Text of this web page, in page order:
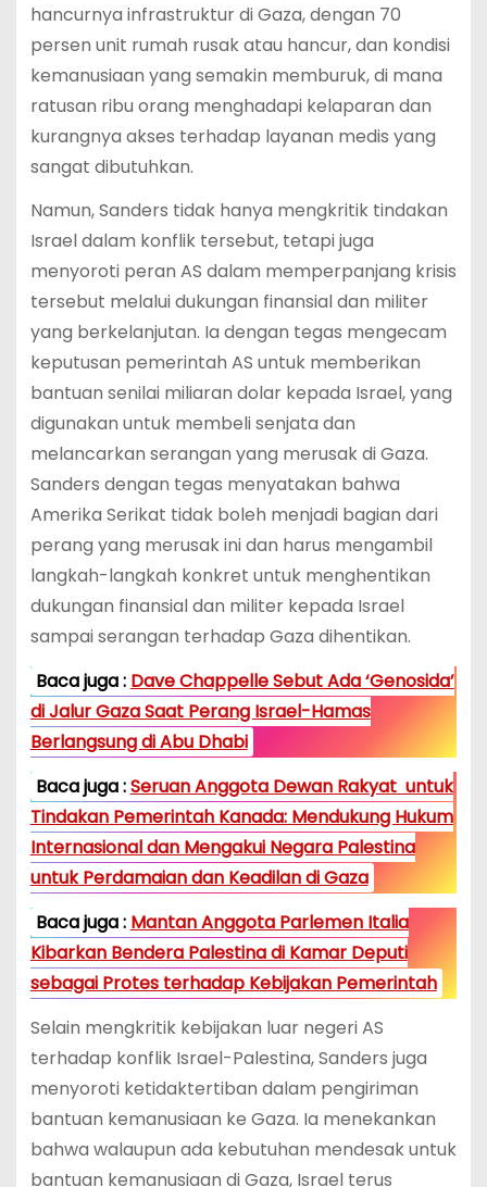
hancurnya infrastruktur di Gaza, dengan 70
persen unit rumah rusak atau hancur, dan kondisi
kemanusiaan yang semakin memburuk, di mana
ratusan ribu orang menghadapi kelaparan dan
kurangnya akses terhadap layanan medis yang
sangat dibutuhkan.
Namun, Sanders tidak hanya mengkritik tindakan
Israel dalam konflik tersebut, tetapi juga
menyoroti peran AS dalam memperpanjang krisis
tersebut melalui dukungan finansial dan militer
yang berkelanjutan. Ia dengan tegas mengecam
keputusan pemerintah AS untuk memberikan
bantuan senilai miliaran dolar kepada Israel, yang
digunakan untuk membeli senjata dan
melancarkan serangan yang merusak di Gaza.
Sanders dengan tegas menyatakan bahwa
Amerika Serikat tidak boleh menjadi bagian dari
perang yang merusak ini dan harus mengambil
langkah-langkah konkret untuk menghentikan
dukungan finansial dan militer kepada Israel
sampai serangan terhadap Gaza dihentikan.
Baca juga : Dave Chappelle Sebut Ada ‘Genosida’
di Jalur Gaza Saat Perang Israel-Hamas
Berlangsung di Abu Dhabi
Baca juga :Seruan Anggota Dewan Rakyat untuk
Tindakan Pemerintah Kanada: Mendukung Hukum
Internasional dan Mengakui Negara Palestina
untuk Perdamaian dan Keadilan di Gaza
Baca juga : Mantan Anggota Parlemen Italia
Kibarkan Bendera Palestina di Kamar Deputi
sebagai Protes terhadap Kebijakan Pemerintah
Selain mengkritik kebijakan luar negeri AS
terhadap konflik Israel-Palestina, Sanders juga
menyoroti ketidaktertiban dalam pengiriman
bantuan kemanusiaan ke Gaza. Ia menekankan
bahwa walaupun ada kebutuhan mendesak untuk
bantuan kemanusiaan di Gaza, Israel terus